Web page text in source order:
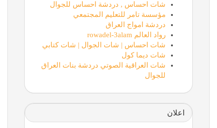
شات احساس , دردشة احساس للجوال
مؤسسة تامر للتعليم المجتمعي
دردشة امواج العراق
رواد العالم rowadel-3alam
شات احساس | شات الجوال | شات كتابي
شات ديما كول
شات العراقية الصوتي دردشة بنات العراق
للجوال
اعلان